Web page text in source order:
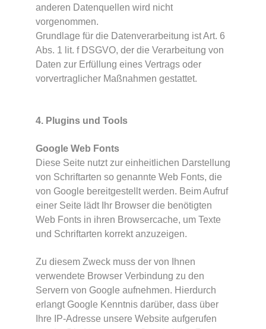
anderen Datenquellen wird nicht
vorgenommen.
Grundlage für die Datenverarbeitung ist Art. 6
Abs. 1 lit. f DSGVO, der die Verarbeitung von
Daten zur Erfüllung eines Vertrags oder
vorvertraglicher Maßnahmen gestattet.
4. Plugins und Tools
Google Web Fonts
Diese Seite nutzt zur einheitlichen Darstellung
von Schriftarten so genannte Web Fonts, die
von Google bereitgestellt werden. Beim Aufruf
einer Seite lädt Ihr Browser die benötigten
Web Fonts in ihren Browsercache, um Texte
und Schriftarten korrekt anzuzeigen.
Zu diesem Zweck muss der von Ihnen
verwendete Browser Verbindung zu den
Servern von Google aufnehmen. Hierdurch
erlangt Google Kenntnis darüber, dass über
Ihre IP-Adresse unsere Website aufgerufen